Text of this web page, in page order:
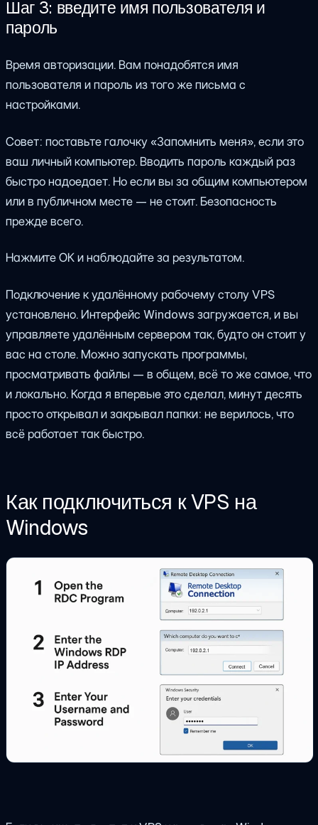
Шаг 3: введите имя пользователя и
пароль
Время авторизации. Вам понадобятся имя
пользователя и пароль из того же письма с
настройками.
Совет: поставьте галочку «Запомнить меня», если это
ваш личный компьютер. Вводить пароль каждый раз
быстро надоедает. Но если вы за общим компьютером
или в публичном месте — не стоит. Безопасность
прежде всего.
Нажмите ОК и наблюдайте за результатом.
Подключение к удалённому рабочему столу VPS
установлено. Интерфейс Windows загружается, и вы
управляете удалённым сервером так, будто он стоит у
вас на столе. Можно запускать программы,
просматривать файлы — в общем, всё то же самое, что
и локально. Когда я впервые это сделал, минут десять
просто открывал и закрывал папки: не верилось, что
всё работает так быстро.
Как подключиться к VPS на
Windows